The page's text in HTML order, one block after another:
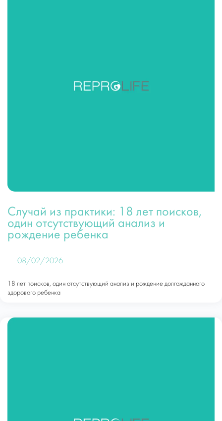
Случай из практики: 18 лет поисков,
один отсутствующий анализ и
рождение ребенка
08/02/2026
18 лет поисков, один отсутствующий анализ и рождение долгожданного
здорового ребенка